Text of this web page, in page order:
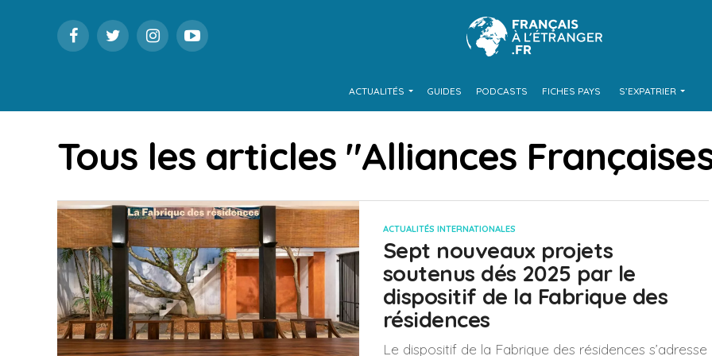
ACTUALITÉS GUIDES PODCASTS FICHES PAYS S’EXPATRIER
Tous les articles "Alliances
ACTUALITÉS INTERNATIONALES
Sept nouveaux projets
soutenus dés 2025 par le
dispositif de la Fabrique des
résidences
Le dispositif de la Fabrique des résidences s’adresse